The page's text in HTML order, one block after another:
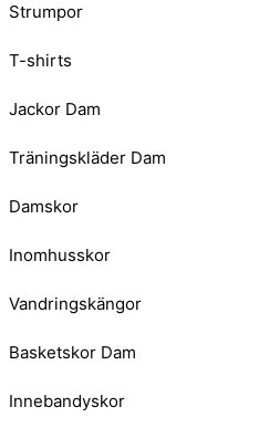
Strumpor
T-shirts
Jackor Dam
Träningskläder Dam
Damskor
Inomhusskor
Vandringskängor
Basketskor Dam
Innebandyskor